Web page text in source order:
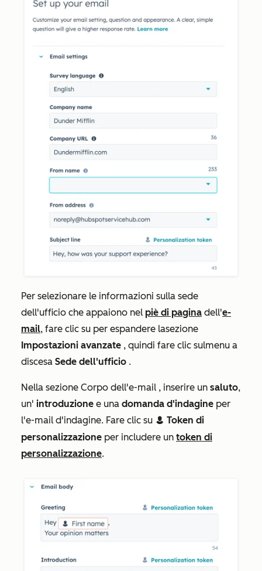
Per selezionare le informazioni sulla sede
dell'ufficio che appaiono nel piè di pagina dell'e-
mail, fare clic su per espandere lasezione
Impostazioni avanzate , quindi fare clic sulmenu a
discesa Sede dell'ufficio .
Nella sezione Corpo dell'e-mail , inserire un saluto,
un' introduzione e una domanda d'indagine per
l'e-mail d'indagine. Fare clic su contacts Token di
personalizzazione per includere un token di
personalizzazione.